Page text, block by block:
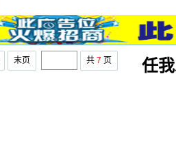
末页 共 7 页 任我